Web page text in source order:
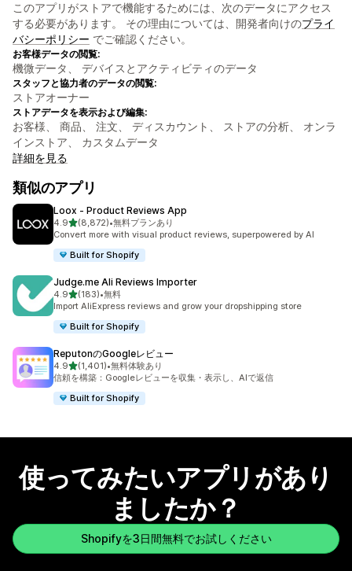
このアプリがストアで機能するためには、次のデータにアクセス
する必要があります。 その理由については、開発者向けのプライ
バシーポリシー でご確認ください。
お客様データの閲覧:
機微データ、 デバイスとアクティビティのデータ
スタッフと協力者のデータの閲覧:
ストアオーナー
ストアデータを表示および編集:
お客様、 商品、 注文、 ディスカウント、 ストアの分析、 オンラ
インストア、 カスタムデータ
詳細を見る
類似のアプリ
Loox ‑ Product Reviews App
4.95つ星中
(8,872)
合計レビュー数：8872件
•無料プランあり
Convert more with visual product reviews, superpowered by AI
Built for Shopify
Judge.me Ali Reviews Importer
4.95つ星中
(183)
合計レビュー数：183件
•無料
Import AliExpress reviews and grow your dropshipping store
Built for Shopify
ReputonのGoogleレビュー
4.95つ星中
(1,401)
合計レビュー数：1401件
•無料体験あり
信頼を構築：Googleレビューを収集・表示し、AIで返信
Built for Shopify
使ってみたいアプリがあり
ましたか？
Shopifyを3日間無料でお試しください